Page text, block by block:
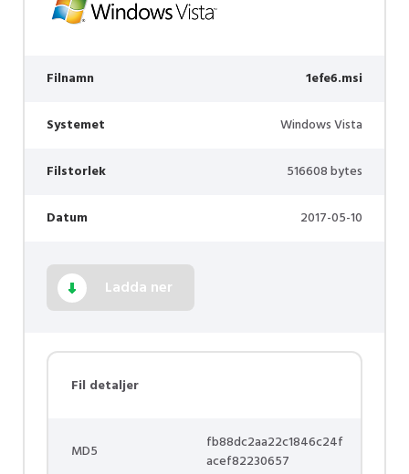
Filnamn 1efe6.msi
Systemet Windows Vista
Filstorlek 516608 bytes
Datum 2017-05-10
Ladda ner
Fil detaljer
MD5
fb88dc2aa22c1846c24f
acef82230657